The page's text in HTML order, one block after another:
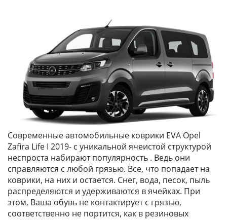
Современные автомобильные коврики EVA Opel
Zafira Life I 2019- с уникальной ячеистой структурой
неспроста набирают популярность . Ведь они
справляются с любой грязью. Все, что попадает на
коврики, на них и остается. Снег, вода, песок, пыль
распределяются и удерживаются в ячейках. При
этом, Ваша обувь не контактирует с грязью,
соответственно не портится, как в резиновых